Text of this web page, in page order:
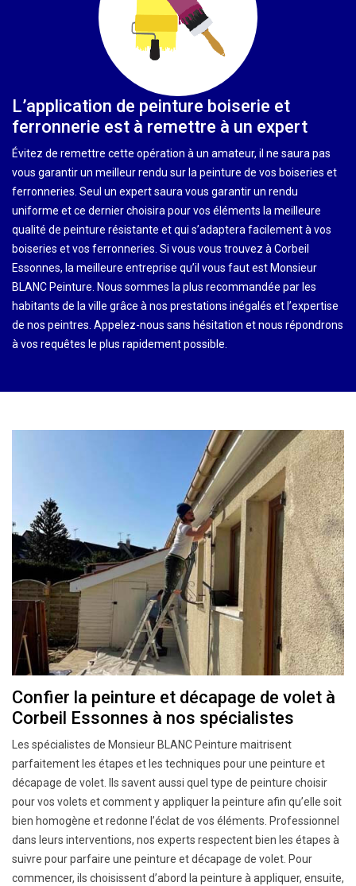
L’application de peinture boiserie et
ferronnerie est à remettre à un expert
Évitez de remettre cette opération à un amateur, il ne saura pas
vous garantir un meilleur rendu sur la peinture de vos boiseries et
ferronneries. Seul un expert saura vous garantir un rendu
uniforme et ce dernier choisira pour vos éléments la meilleure
qualité de peinture résistante et qui s’adaptera facilement à vos
boiseries et vos ferronneries. Si vous vous trouvez à Corbeil
Essonnes, la meilleure entreprise qu’il vous faut est Monsieur
BLANC Peinture. Nous sommes la plus recommandée par les
habitants de la ville grâce à nos prestations inégalés et l’expertise
de nos peintres. Appelez-nous sans hésitation et nous répondrons
à vos requêtes le plus rapidement possible.
Confier la peinture et décapage de volet à
Corbeil Essonnes à nos spécialistes
Les spécialistes de Monsieur BLANC Peinture maitrisent
parfaitement les étapes et les techniques pour une peinture et
décapage de volet. Ils savent aussi quel type de peinture choisir
pour vos volets et comment y appliquer la peinture afin qu’elle soit
bien homogène et redonne l’éclat de vos éléments. Professionnel
dans leurs interventions, nos experts respectent bien les étapes à
suivre pour parfaire une peinture et décapage de volet. Pour
commencer, ils choisissent d’abord la peinture à appliquer, ensuite,